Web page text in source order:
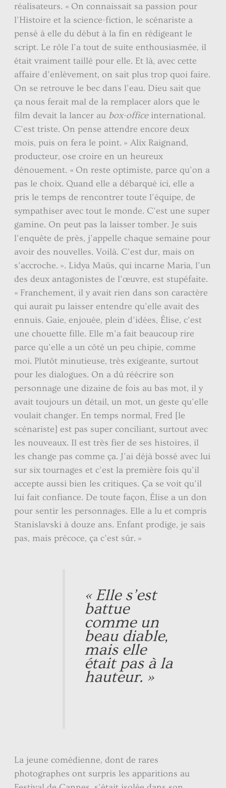
réalisateurs. « On connaissait sa passion pour
l’Histoire et la science-fiction, le scénariste a
pensé à elle du début à la fin en rédigeant le
script. Le rôle l’a tout de suite enthousiasmée, il
était vraiment taillé pour elle. Et là, avec cette
affaire d’enlèvement, on sait plus trop quoi faire.
On se retrouve le bec dans l’eau. Dieu sait que
ça nous ferait mal de la remplacer alors que le
film devait la lancer au box-officeinternational.
C’est triste. On pense attendre encore deux
mois, puis on fera le point. » Alix Raignand,
producteur, ose croire en un heureux
dénouement. « On reste optimiste, parce qu’on a
pas le choix. Quand elle a débarqué ici, elle a
pris le temps de rencontrer toute l’équipe, de
sympathiser avec tout le monde. C’est une super
gamine. On peut pas la laisser tomber. Je suis
l’enquête de près, j’appelle chaque semaine pour
avoir des nouvelles. Voilà. C’est dur, mais on
s’accroche. ». Lidya Maüs, qui incarne Maria, l’un
des deux antagonistes de l’œuvre, est stupéfaite.
« Franchement, il y avait rien dans son caractère
qui aurait pu laisser entendre qu’elle avait des
ennuis. Gaie, enjouée, plein d’idées, Élise, c’est
une chouette fille. Elle m’a fait beaucoup rire
parce qu’elle a un côté un peu chipie, comme
moi. Plutôt minutieuse, très exigeante, surtout
pour les dialogues. On a dû réécrire son
personnage une dizaine de fois au bas mot, il y
avait toujours un détail, un mot, un geste qu’elle
voulait changer. En temps normal, Fred [le
scénariste] est pas super conciliant, surtout avec
les nouveaux. Il est très fier de ses histoires, il
les change pas comme ça. J’ai déjà bossé avec lui
sur six tournages et c’est la première fois qu’il
accepte aussi bien les critiques. Ça se voit qu’il
lui fait confiance. De toute façon, Élise a un don
pour sentir les personnages. Elle a lu et compris
Stanislavski à douze ans. Enfant prodige, je sais
pas, mais précoce, ça c’est sûr. »
« Elle s’est
battue
comme un
beau diable,
mais elle
était pas à la
hauteur. »
La jeune comédienne, dont de rares
photographes ont surpris les apparitions au